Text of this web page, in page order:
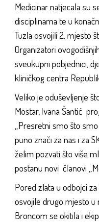
Medicinar natjecala su
disciplinama te u
Tuzla osvojili 2. mjesto
Organizatori
sveukupni pobjednici,
kliničkog centra
Veliko je oduševljenje
Mostar, Ivana Šantić
„Presretni smo što
puno znači za nas i za
želim pozvati što više
postanu novi članovi
Pored zlata u odbojci
osvojile drugo mjesto
Broncom se okitila i